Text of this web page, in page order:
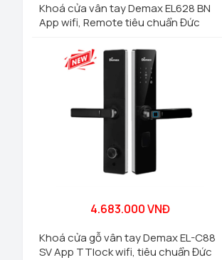
Khoá cửa vân tay Demax EL628 BN
App wifi, Remote tiêu chuẩn Đức
4.683.000 VNĐ
Khoá cửa gỗ vân tay Demax EL-C88
SV App TTlock wifi, tiêu chuẩn Đức